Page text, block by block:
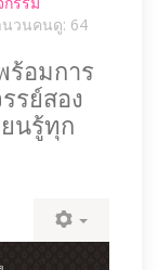
นวนคนดู: 64
ร้อมการ
รย์สอง
นรู้ทุก